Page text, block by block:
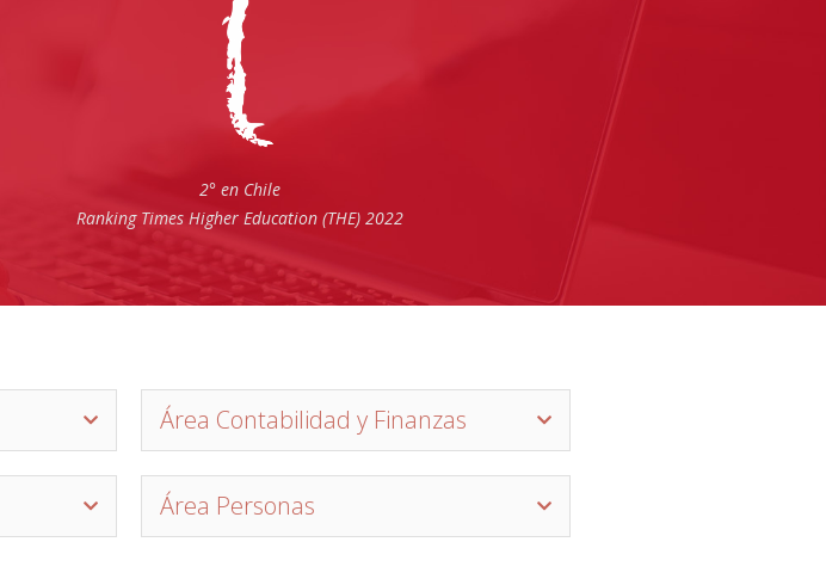
2° en Chile
Ranking Times Higher Education (THE) 2022
Área Contabilidad y Finanzas
Área Personas